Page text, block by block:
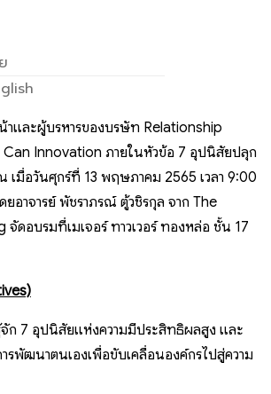
าและผู้บริหารของบริษัท Relationship
Innovation ภายในหัวข้อ 7 อุปนิสัยปลุก
เมื่อวันศุกร์ที่ 13 พฤษภาคม 2565 เวลา 9:00
อาจารย์ พัชราภรณ์ ตู้วชิรกุล จาก The
ดอบรมที่เมเจอร์ ทาวเวอร์ ทองหล่อ ชั้น 17
ก 7 อุปนิสัยแห่งความมีประสิทธิผลสูง และ
รพัฒนาตนเองเพื่อขับเคลื่อนองค์กรไปสู่ความ